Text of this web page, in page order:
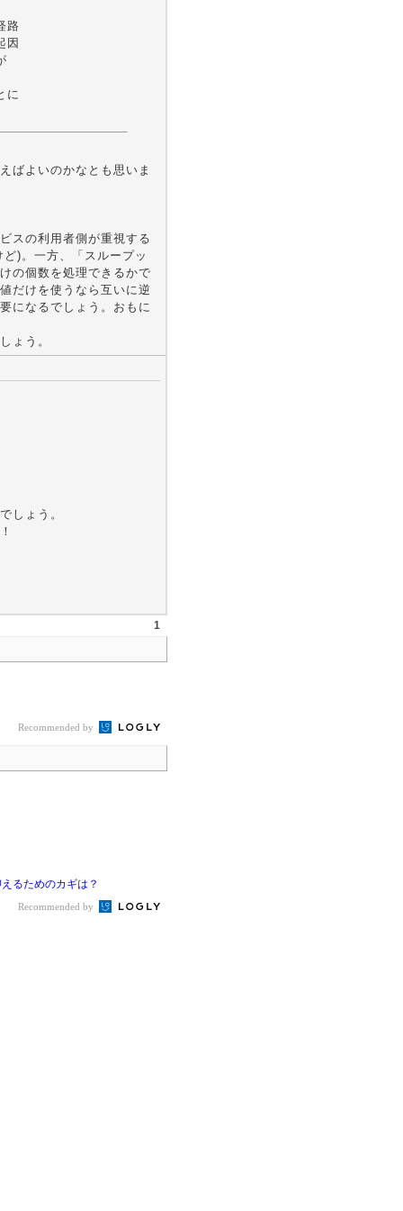
路
因
に
ばよいのかなとも思いま
スの利用者側が重視する
)。一方、「スループッ
の個数を処理できるかで
だけを使うなら互いに逆
になるでしょう。おもに
ょう。
しょう。
1
Recommended by
るためのカギは？
Recommended by